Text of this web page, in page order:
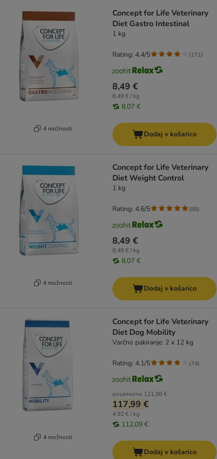
4 možnosti
Concept for Life Veterinary
Diet Gastro Intestinal
1 kg
8,49 €
8,49 € / kg
8,07 €
Rating: 4.4/5 (171)
Dodaj v košarico
4 možnosti
Concept for Life Veterinary
Diet Weight Control
1 kg
8,49 €
8,49 € / kg
8,07 €
Rating: 4.6/5 (88)
Dodaj v košarico
4 možnosti
Concept for Life Veterinary
Diet Dog Mobility
Varčno pakiranje: 2 x 12 kg
posamezno 121,98 €
117,99 €
4,92 € / kg
112,09 €
Rating: 4.1/5 (74)
Dodaj v košarico